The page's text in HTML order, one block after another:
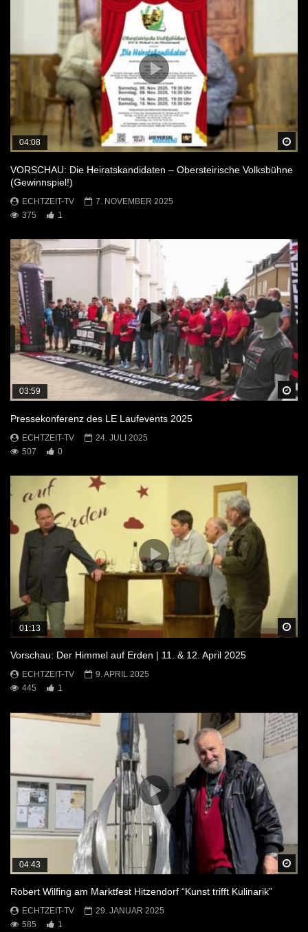
04:08
VORSCHAU: Die Heiratskandidaten – Obersteirische Volksbühne
(Gewinnspiel!)
ECHTZEIT-TV
7. NOVEMBER 2025
375
1
03:59
Pressekonferenz des LE Laufevents 2025
ECHTZEIT-TV
24. JULI 2025
507
0
01:13
Vorschau: Der Himmel auf Erden | 11. & 12. April 2025
ECHTZEIT-TV
9. APRIL 2025
445
1
04:43
Robert Wilfing am Marktfest Hitzendorf “Kunst trifft Kulinarik”
ECHTZEIT-TV
29. JANUAR 2025
585
1